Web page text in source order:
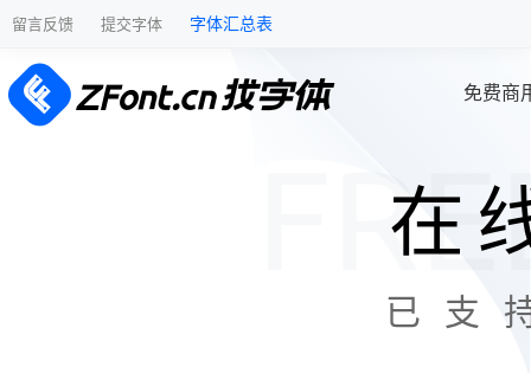
留言反馈 提交字体 字体汇总表
免费商
在
已支